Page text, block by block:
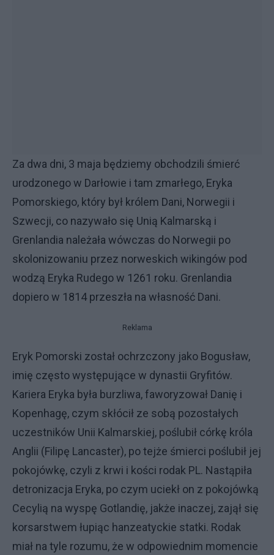
Za dwa dni, 3 maja będziemy obchodzili śmierć
urodzonego w Darłowie i tam zmarłego, Eryka
Pomorskiego, który był królem Dani, Norwegii i
Szwecji, co nazywało się Unią Kalmarską i
Grenlandia należała wówczas do Norwegii po
skolonizowaniu przez norweskich wikingów pod
wodzą Eryka Rudego w 1261 roku. Grenlandia
dopiero w 1814 przeszła na własność Dani.
Reklama
Eryk Pomorski został ochrzczony jako Bogusław,
imię często występujące w dynastii Gryfitów.
Kariera Eryka była burzliwa, faworyzował Danię i
Kopenhagę, czym skłócił ze sobą pozostałych
uczestników Unii Kalmarskiej, poślubił córkę króla
Anglii (Filipę Lancaster), po tejże śmierci poślubił jej
pokojówkę, czyli z krwi i kości rodak PL. Nastąpiła
detronizacja Eryka, po czym uciekł on z pokojówką
Cecylią na wyspę Gotlandię, jakże inaczej, zajął się
korsarstwem łupiąc hanzeatyckie statki. Rodak
miał na tyle rozumu, że w odpowiednim momencie